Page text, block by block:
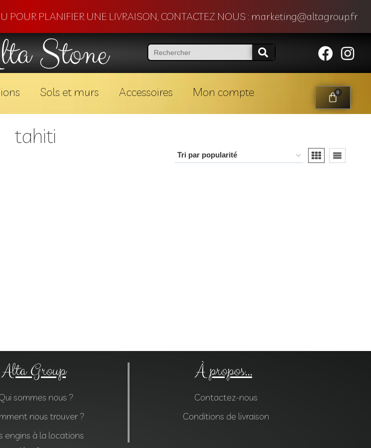
POUR PLANIFIER UNE LIVRAISON, CONTACTEZ NOUS : marketing@altagroup.fr
Stone
Sols et murs Accessoires Mon compte 0
tahiti
Alta Group
sommes nous ?
nous trouver ?
engins à la locations
À propos...
Contactez-nous
Conditions de livraison